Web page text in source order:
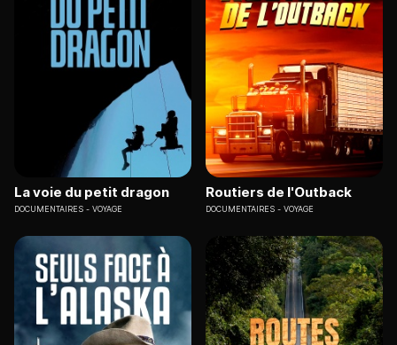
La voie du petit dragon
DOCUMENTAIRES VOYAGE
Routiers de l'Outback
DOCUMENTAIRES VOYAGE